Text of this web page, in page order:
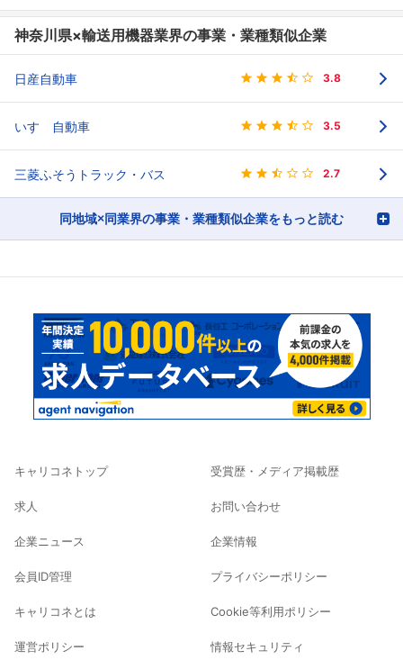
神奈川県×輸送用機器業界の事業・業種類似企業
日産自動車 3.8
いすゞ自動車 3.5
三菱ふそうトラック・バス 2.7
同地域×同業界の事業・業種類似企業をもっと読む
キャリコネトップ
求人
企業ニュース
会員ID管理
キャリコネとは
運営ポリシー
受賞歴・メディア掲載歴
お問い合わせ
企業情報
プライバシーポリシー
Cookie等利用ポリシー
情報セキュリティ